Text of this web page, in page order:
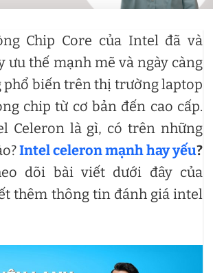
Chip Core của Intel đã và
ưu thế mạnh mẽ và ngày càng
phổ biến trên thị trường laptop
chip từ cơ bản đến cao cấp.
Celeron là gì, có trên những
Intel celeron mạnh hay yếu?
dõi bài viết dưới đây của
thêm thông tin đánh giá intel